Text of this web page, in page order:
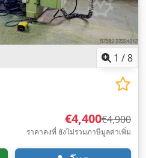
1 /8
€4,400€4,900
ราคาคงที่ ยังไม่รวมภาษีมูลค่าเพิ่ม